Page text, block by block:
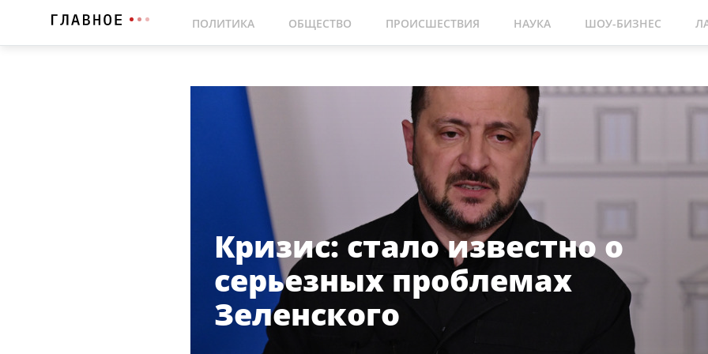
ПОЛИТИКА ОБЩЕСТВО ПРОИСШЕСТВИЯ НАУКА ШОУ-БИЗНЕС
Кризис: стало известно о
серьезных проблемах
Зеленского